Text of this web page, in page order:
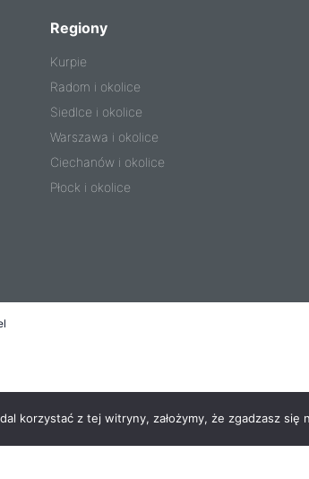
Regiony
Kurpie
Radom i okolice
Siedlce i okolice
Warszawa i okolice
Ciechanów i okolice
Płock i okolice
korzystać z tej witryny, założymy, że zgadzasz się